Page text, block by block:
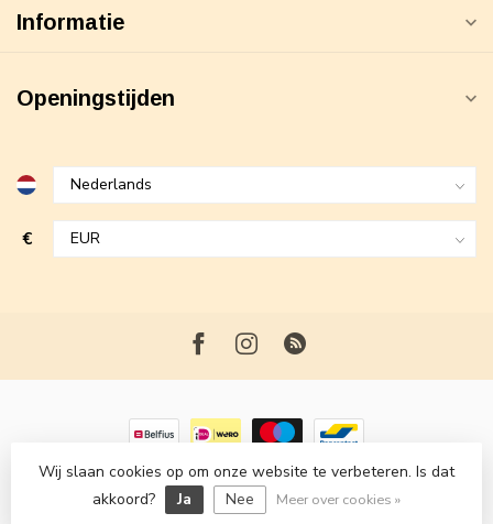
Informatie
Openingstijden
€
© Copyright 2026 Maxime Fashion- Powered byLightspeed-
Lightspeed design
Dyvelopment
Wij slaan cookies op om onze website te verbeteren. Is dat
akkoord?
Ja Nee Meer over cookies »